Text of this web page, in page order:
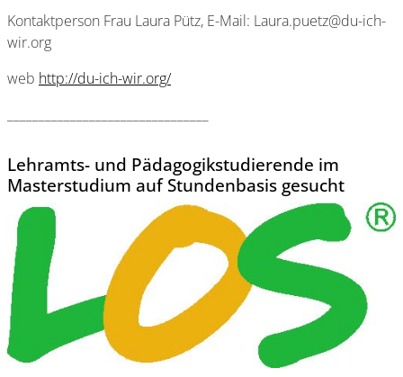
Kontaktperson Frau Laura Pütz, E-Mail: Laura.puetz@du-ich-
wir.org
web http://du-ich-wir.org/
Lehramts- und Pädagogikstudierende im
Masterstudium auf Stundenbasis gesucht